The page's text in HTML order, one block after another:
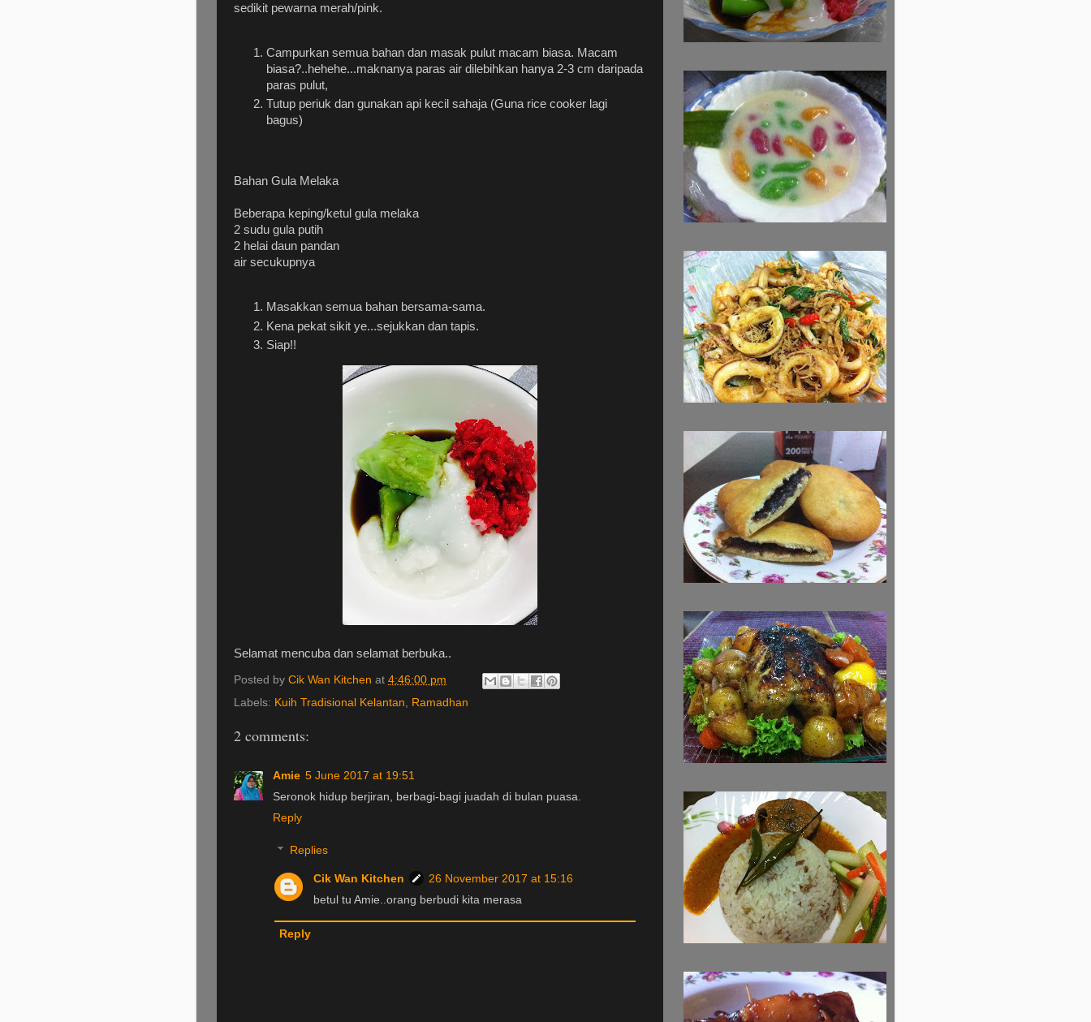
sedikit pewarna merah/pink.
Campurkan semua bahan dan masak pulut macam biasa. Macam
biasa?..hehehe...maknanya paras air dilebihkan hanya 2-3 cm daripada
paras pulut,
Tutup periuk dan gunakan api kecil sahaja (Guna rice cooker lagi
bagus)
Bahan Gula Melaka
Beberapa keping/ketul gula melaka
2 sudu gula putih
2 helai daun pandan
air secukupnya
Masakkan semua bahan bersama-sama.
Kena pekat sikit ye...sejukkan dan tapis.
Siap!!
Selamat mencuba dan selamat berbuka..
Posted by Cik Wan Kitchen at 4:46:00 pm
Labels: Kuih Tradisional Kelantan Ramadhan
2 comments:
Amie 5 June 2017 at 19:51
Seronok hidup berjiran, berbagi-bagi juadah di bulan puasa.
Reply
Replies
Cik Wan Kitchen
26 November 2017 at 15:16
betul tu Amie..orang berbudi kita merasa
Reply